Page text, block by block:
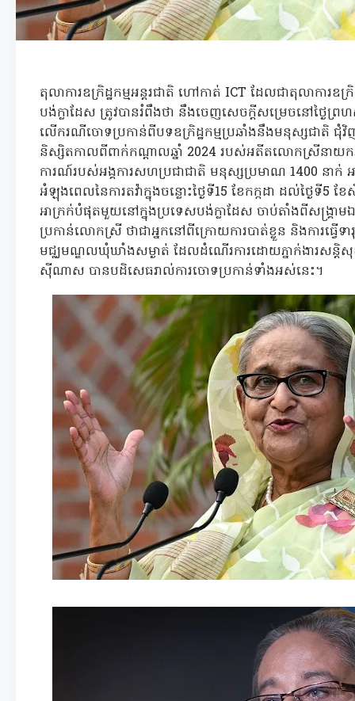
តុលាការឧក្រិដ្ឋកម្មអន្តរជាតិ ហៅកាត់ ICT ដែលជាតុលាការឧក្
បង់ក្លាដែស ត្រូវបានរំពឹងថា នឹងចេញសេចក្តីសម្រេចនៅថ្ងៃព្រហ
លើករណីចោទប្រកាន់ពីបទឧក្រិដ្ឋកម្មប្រឆាំងនឹងមនុស្សជាតិ ជុំវិ
និស្សិតកាលពីពាក់កណ្តាលឆ្នាំ 2024 របស់អតីតលោកស្រីនាយ
ការណ៍របស់អង្គការសហប្រជាជាតិ មនុស្សប្រមាណ 1400 នាក់
អំឡុងពេលនៃការតវ៉ាក្នុងចន្លោះថ្ងៃទី15 ខែកក្កដា ដល់ថ្ងៃទី5
អាក្រក់បំផុតមួយនៅក្នុងប្រទេសបង់ក្លាដែស ចាប់តាំងពីសង្គ្រាមឯក
ប្រកាន់លោកស្រី ថាជាអ្នកនៅពីក្រោយការបាត់ខ្លួន និងការធ្វើ
មជ្ឈមណ្ឌលឃុំឃាំងសម្ងាត់ ដែលដំណើរការដោយភ្នាក់ងារស
ស៊ីណាស បានបដិសេធរាល់ការចោទប្រកាន់ទាំងអស់នេះ។